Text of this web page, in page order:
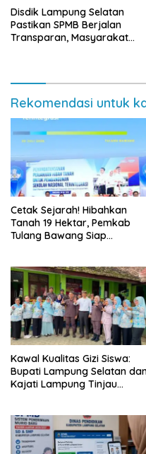
Disdik Lampung Selatan
Pastikan SPMB Berjalan
Transparan, Masyarakat
Rekomendasi untuk
Cetak Sejarah! Hibahkan
Tanah 19 Hektar, Pemkab
Tulang Bawang Siap
Lampung
Kawal Kualitas Gizi Siswa:
Bupati Lampung Selatan
Kajati Lampung Tinjau